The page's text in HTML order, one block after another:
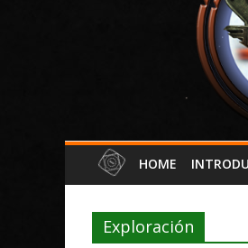
HOME
Exploración